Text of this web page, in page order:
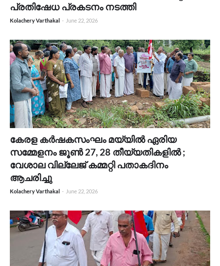
പ്രതിഷേധ പ്രകടനം നടത്തി
Kolachery Varthakal - June 22, 2026
കേരള കർഷകസംഘം മയ്യിൽ ഏരിയ
സമ്മേളനം ജൂൺ 27, 28 തീയ്യതികളിൽ ;
വേശാല വില്ലേജ് കമ്മറ്റി പതാകദിനം
ആചരിച്ചു
Kolachery Varthakal - June 22, 2026